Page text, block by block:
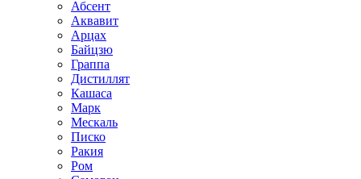
Абсент
Аквавит
Арцах
Байцзю
Граппа
Дистиллят
Кашаса
Марк
Мескаль
Писко
Ракия
Ром